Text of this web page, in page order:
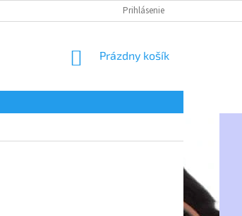
Prihlásenie
NÁKUPNÝ
Prázdny košík